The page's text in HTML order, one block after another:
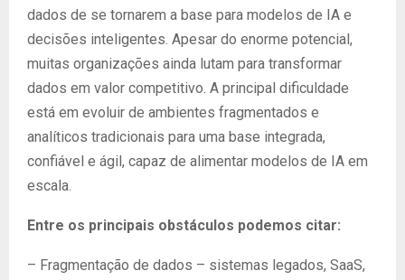
dados de se tornarem a base para modelos de IA e
decisões inteligentes. Apesar do enorme potencial,
muitas organizações ainda lutam para transformar
dados em valor competitivo. A principal dificuldade
está em evoluir de ambientes fragmentados e
analíticos tradicionais para uma base integrada,
confiável e ágil, capaz de alimentar modelos de IA em
escala.
Entre os principais obstáculos podemos citar:
– Fragmentação de dados – sistemas legados, SaaS,